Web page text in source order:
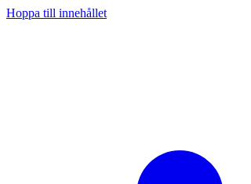
Hoppa till innehållet